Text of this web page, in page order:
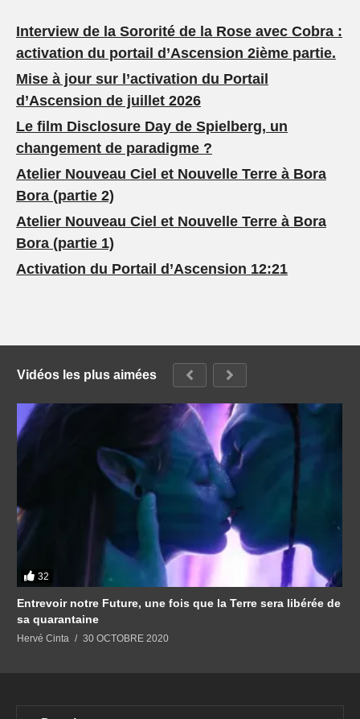
Interview de la Sororité de la Rose avec Cobra :
activation du portail d’Ascension 2ième partie.
Mise à jour sur l’activation du Portail
d’Ascension de juillet 2026
Le film Disclosure Day de Spielberg, un
changement de paradigme ?
Atelier Nouveau Ciel et Nouvelle Terre à Bora
Bora (partie 2)
Atelier Nouveau Ciel et Nouvelle Terre à Bora
Bora (partie 1)
Activation du Portail d’Ascension 12:21
Vidéos les plus aimées
32
Entrevoir notre Future, une fois que la Terre sera libérée de
sa quarantaine
Hervé Cinta 30 OCTOBRE 2020